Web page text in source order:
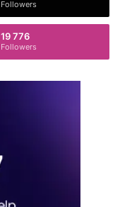
Followers
19 776
Followers